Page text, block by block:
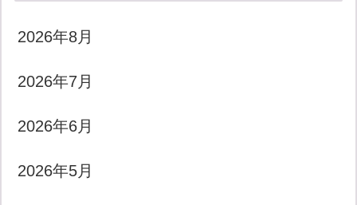
2026年8月
2026年7月
2026年6月
2026年5月